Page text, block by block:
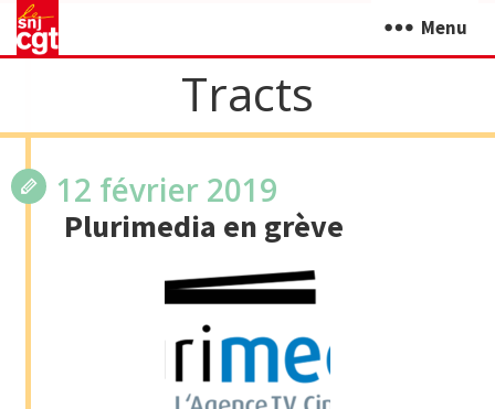
Menu
Tracts
12 février 2019
Plurimedia en grève